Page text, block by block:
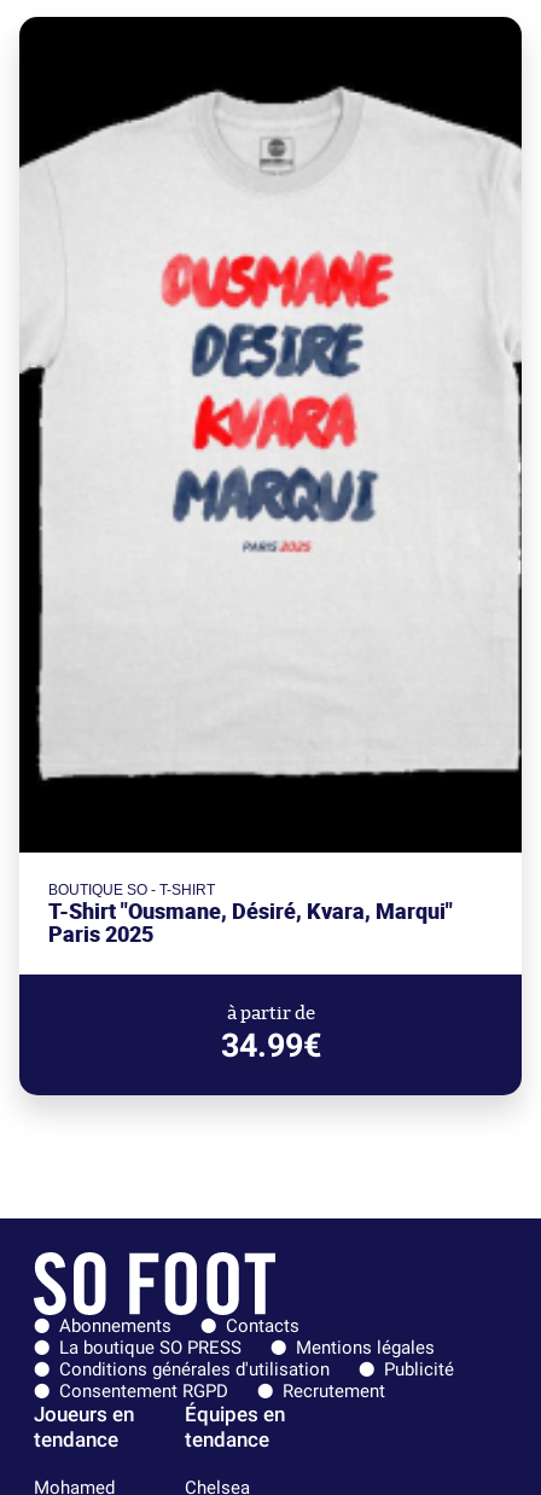
BOUTIQUE SO - T-SHIRT
T-Shirt "Ousmane, Désiré, Kvara, Marqui"
Paris 2025
à partir de
34.99€
Abonnements
Contacts
La boutique SO PRESS
Mentions légales
Conditions générales d'utilisation
Publicité
Consentement RGPD
Recrutement
Joueurs en
tendance
Mohamed
Équipes en
tendance
Chelsea